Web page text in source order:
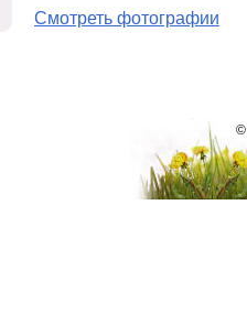
Смотреть фотографии
©